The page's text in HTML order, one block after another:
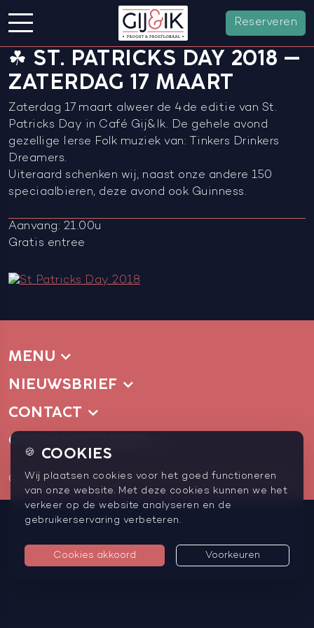
Reserveren
☘ ST. PATRICKS DAY 2018 –
ZATERDAG 17 MAART
Zaterdag 17 maart alweer de 4de editie van St.
Patricks Day in Café Gij&Ik. De gehele avond
gezellige Ierse Folk muziek van: Tinkers Drinkers
Dreamers.
Uiteraard schenken wij, naast onze andere 150
speciaalbieren, deze avond ook Guinness.
Aanvang: 21.00u
Gratis entree
MENU
NIEUWSBRIEF
CONTACT
OPENINGSTIJDEN
© 2026 Gij&Ik Privacyverklaring Cookievoorkeuren
🍪 COOKIES
Wij plaatsen cookies voor het goed functioneren
van onze website. Met deze cookies kunnen we het
verkeer op de website analyseren en de
gebruikerservaring verbeteren.
Cookies akkoord Voorkeuren